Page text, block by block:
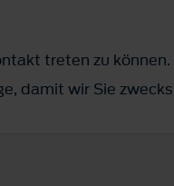
treten zu
damit wir Sie